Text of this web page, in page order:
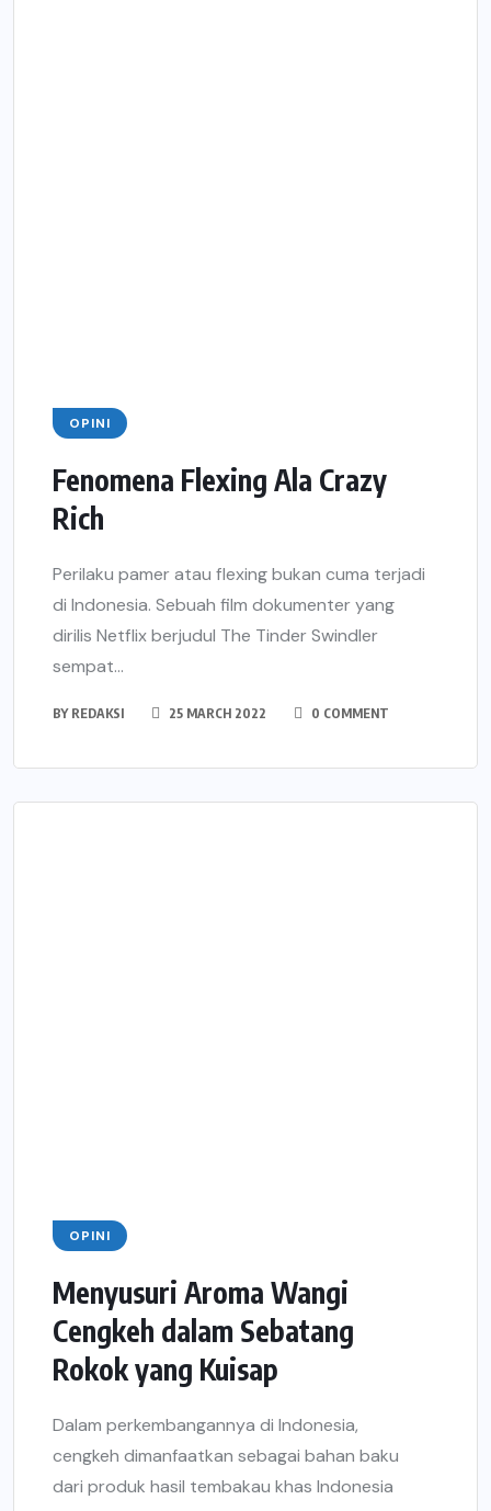
OPINI
Fenomena Flexing Ala Crazy
Rich
Perilaku pamer atau flexing bukan cuma terjadi
di Indonesia. Sebuah film dokumenter yang
dirilis Netflix berjudul The Tinder Swindler
sempat...
BY REDAKSI 25 MARCH 2022 0 COMMENT
OPINI
Menyusuri Aroma Wangi
Cengkeh dalam Sebatang
Rokok yang Kuisap
Dalam perkembangannya di Indonesia,
cengkeh dimanfaatkan sebagai bahan baku
dari produk hasil tembakau khas Indonesia